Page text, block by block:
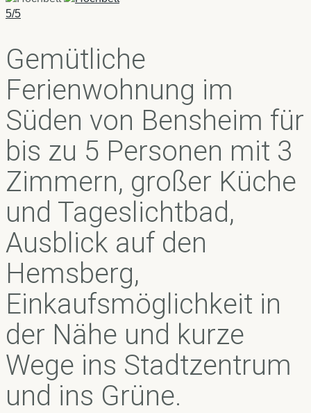
5/5
Gemütliche
Ferienwohnung im
Süden von Bensheim für
bis zu 5 Personen mit 3
Zimmern, großer Küche
und Tageslichtbad,
Ausblick auf den
Hemsberg,
Einkaufsmöglichkeit in
der Nähe und kurze
Wege ins Stadtzentrum
und ins Grüne.